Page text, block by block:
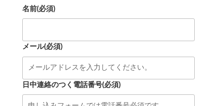
名前(必須)
メール(必須)
日中連絡のつく電話番号(必須)